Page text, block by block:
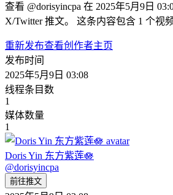
查看 @dorisyincpa 在 2025年5月9日
X/Twitter 推文。 这条内容包含 1 个视频
重新发布查看创作者主页
发布时间
2025年5月9日 03:08
线程条目数
1
媒体数量
1
Doris Yin 东方紫莲🪷
@dorisyincpa
前往推文